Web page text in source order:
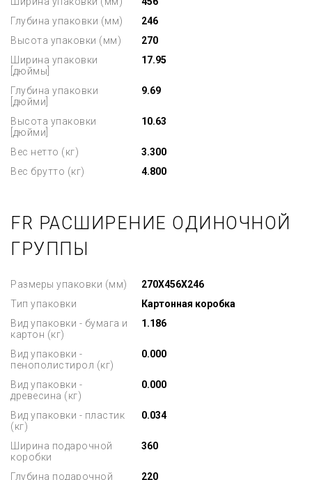
Глубина упаковки (мм)
246
Высота упаковки (мм)
270
Ширина упаковки
[дюймы]
17.95
Глубина упаковки
[дюйми]
9.69
Высота упаковки
[дюйми]
10.63
Вес нетто (кг)
3.300
Вес брутто (кг)
4.800
FR РАСШИРЕНИЕ ОДИНОЧНОЙ
ГРУППЫ
Размеры упаковки (мм)
270X456X246
Тип упаковки
Картонная коробка
Вид упаковки - бумага и
картон (кг)
1.186
Вид упаковки -
пенополистирол (кг)
0.000
Вид упаковки -
древесина (кг)
0.000
Вид упаковки - пластик
(кг)
0.034
Ширина подарочной
коробки
360
Глубина подарочной
220